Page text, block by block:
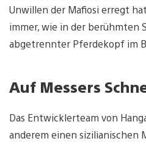
Unwillen der Mafiosi erregt
immer, wie in der berühmten
abgetrennter Pferdekopf im
Auf Messers
Das Entwicklerteam von
anderem einen sizilianischen